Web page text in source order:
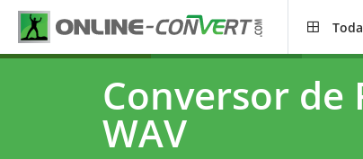
Conversor de
WAV